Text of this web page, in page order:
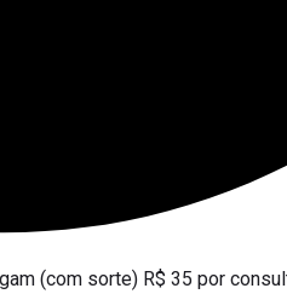
(com sorte) R$ 35 por